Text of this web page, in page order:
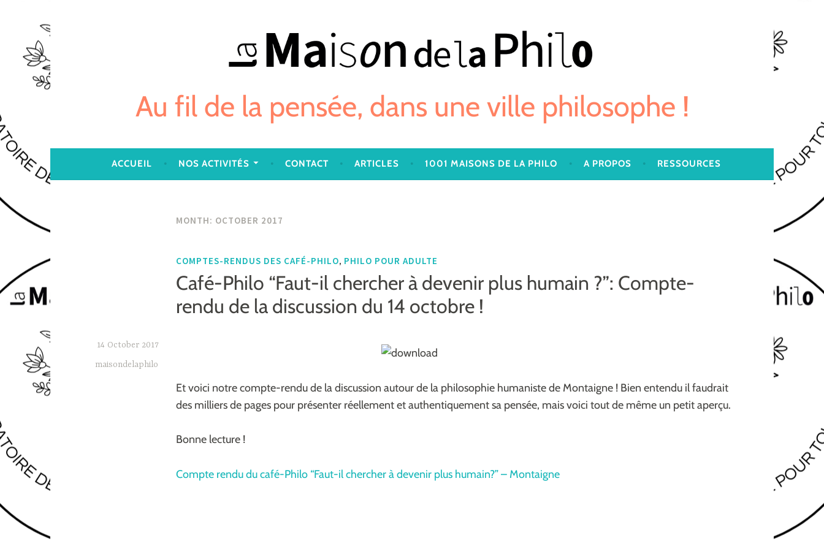
to
Au fil de la pensée, dans une ville philosophe !
ACCUEIL NOS ACTIVITÉS CONTACT ARTICLES 1001 MAISONS DE LA PHILO A PROPOS RESSOURCES
MONTH: OCTOBER 2017
COMPTES-RENDUS DES CAFÉ-PHILO, PHILO POUR ADULTE
Café-Philo “Faut-il chercher à devenir plus humain ?”: Compte-
rendu de la discussion du 14 octobre !
14 October 2017
maisondelaphilo
Et voici notre compte-rendu de la discussion autour de la philosophie humaniste de Montaigne ! Bien entendu il faudrait
des milliers de pages pour présenter réellement et authentiquement sa pensée, mais voici tout de même un petit aperçu.
Bonne lecture !
Compte rendu du café-Philo “Faut-il chercher à devenir plus humain?” – Montaigne